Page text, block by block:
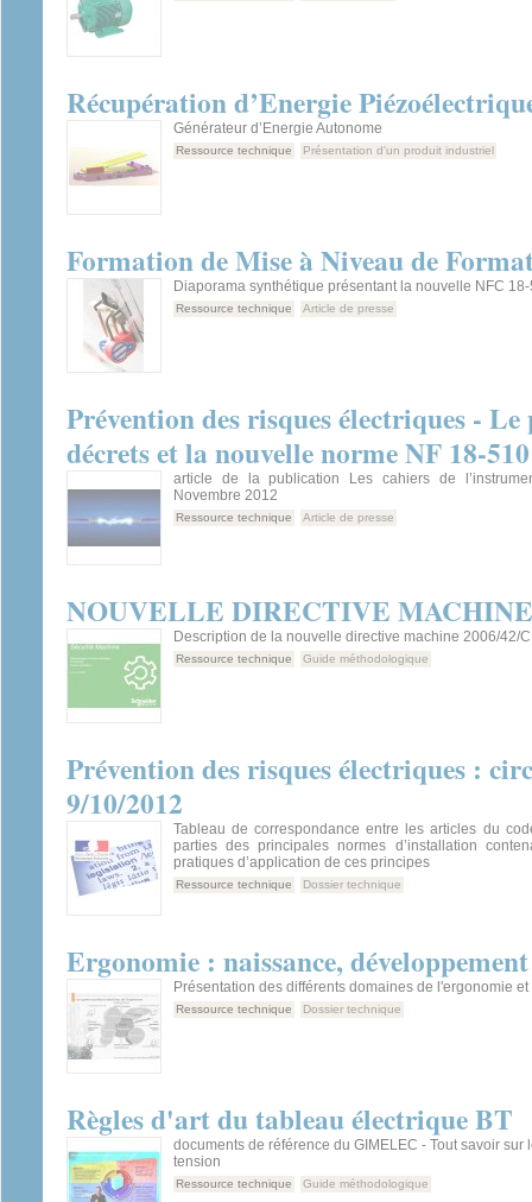
Récupération d’Energie
Générateur d’Energie Autonome
Ressource technique Présentation d'un produit industriel
Formation de Mise à Niveau de
Diaporama synthétique présentant la nouvelle NFC
Ressource technique Article de presse
Prévention des risques électriques -
décrets et la nouvelle norme NF 18-510
article de la publication Les cahiers de
Novembre 2012
Ressource technique Article de presse
NOUVELLE DIRECTIVE MACHINE
Description de la nouvelle directive machine 2006/42/
Ressource technique Guide méthodologique
Prévention des risques électriques :
9/10/2012
Tableau de correspondance entre les articles du
parties des principales normes d’installation
pratiques d’application de ces principes
Ressource technique Dossier technique
Ergonomie : naissance,
Présentation des différents domaines de l'ergonomie
Ressource technique Dossier technique
Règles d'art du tableau électrique BT
documents de référence du GIMELEC - Tout savoir sur
tension
Ressource technique Guide méthodologique